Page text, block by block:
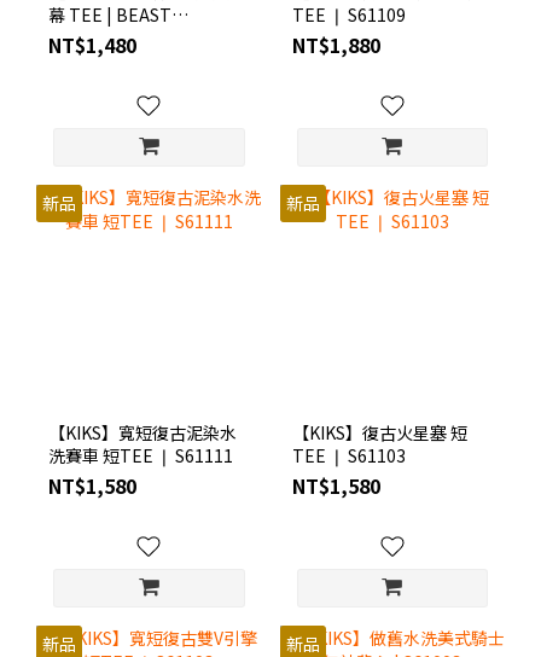
幕 TEE | BEAST
FOR12ER ❘ S6BE1103
NT$1,480
TEE ❘ S61109
NT$1,880
新品
【KIKS】寬短復古泥染水
洗賽車 短TEE ❘ S61111
NT$1,580
新品
【KIKS】復古火星塞 短
TEE ❘ S61103
NT$1,580
新品 新品